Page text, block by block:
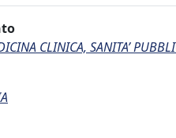
CLINICA, SANITA’